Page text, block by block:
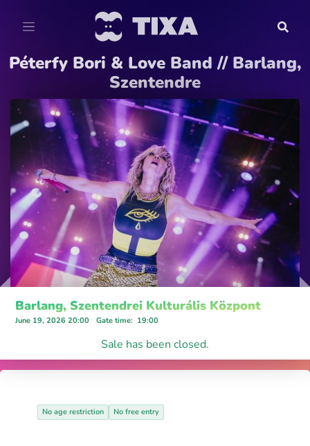
Péterfy Bori & Love Band // Barlang,
Szentendre
Barlang, Szentendrei Kulturális Központ
June 19, 2026 20:00 Gate time: 19:00
Sale has been closed.
No age restriction No free entry